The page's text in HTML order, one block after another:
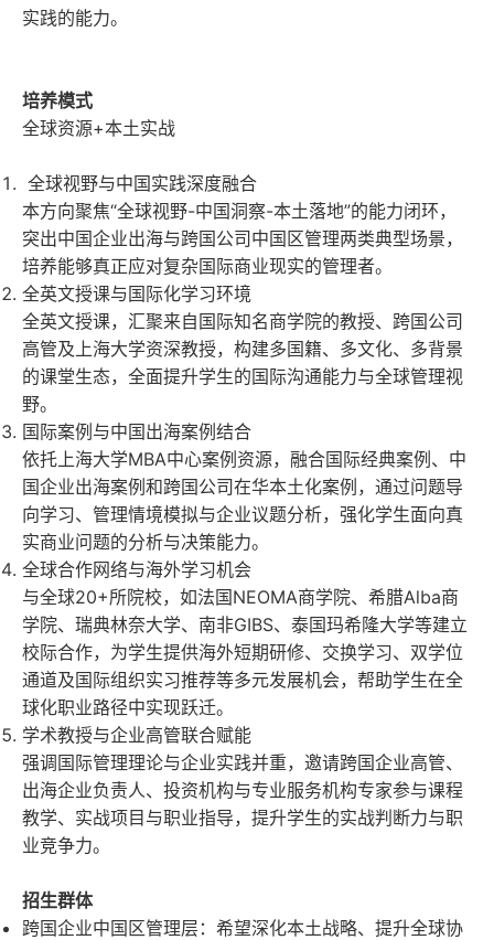
实践的能力。
培养模式
全球资源+本土实战
全球视野与中国实践深度融合
本方向聚焦“全球视野-中国洞察-本土落地”的能力闭环，
突出中国企业出海与跨国公司中国区管理两类典型场景，
培养能够真正应对复杂国际商业现实的管理者。
全英文授课与国际化学习环境
全英文授课，汇聚来自国际知名商学院的教授、跨国公司
高管及上海大学资深教授，构建多国籍、多文化、多背景
的课堂生态，全面提升学生的国际沟通能力与全球管理视
野。
国际案例与中国出海案例结合
依托上海大学MBA中心案例资源，融合国际经典案例、中
国企业出海案例和跨国公司在华本土化案例，通过问题导
向学习、管理情境模拟与企业议题分析，强化学生面向真
实商业问题的分析与决策能力。
全球合作网络与海外学习机会
与全球20+所院校，如法国NEOMA商学院、希腊Alba商
学院、瑞典林奈大学、南非GIBS、泰国玛希隆大学等建立
校际合作，为学生提供海外短期研修、交换学习、双学位
通道及国际组织实习推荐等多元发展机会，帮助学生在全
球化职业路径中实现跃迁。
学术教授与企业高管联合赋能
强调国际管理理论与企业实践并重，邀请跨国企业高管、
出海企业负责人、投资机构与专业服务机构专家参与课程
教学、实战项目与职业指导，提升学生的实战判断力与职
业竞争力。
招生群体
跨国企业中国区管理层：希望深化本土战略、提升全球协